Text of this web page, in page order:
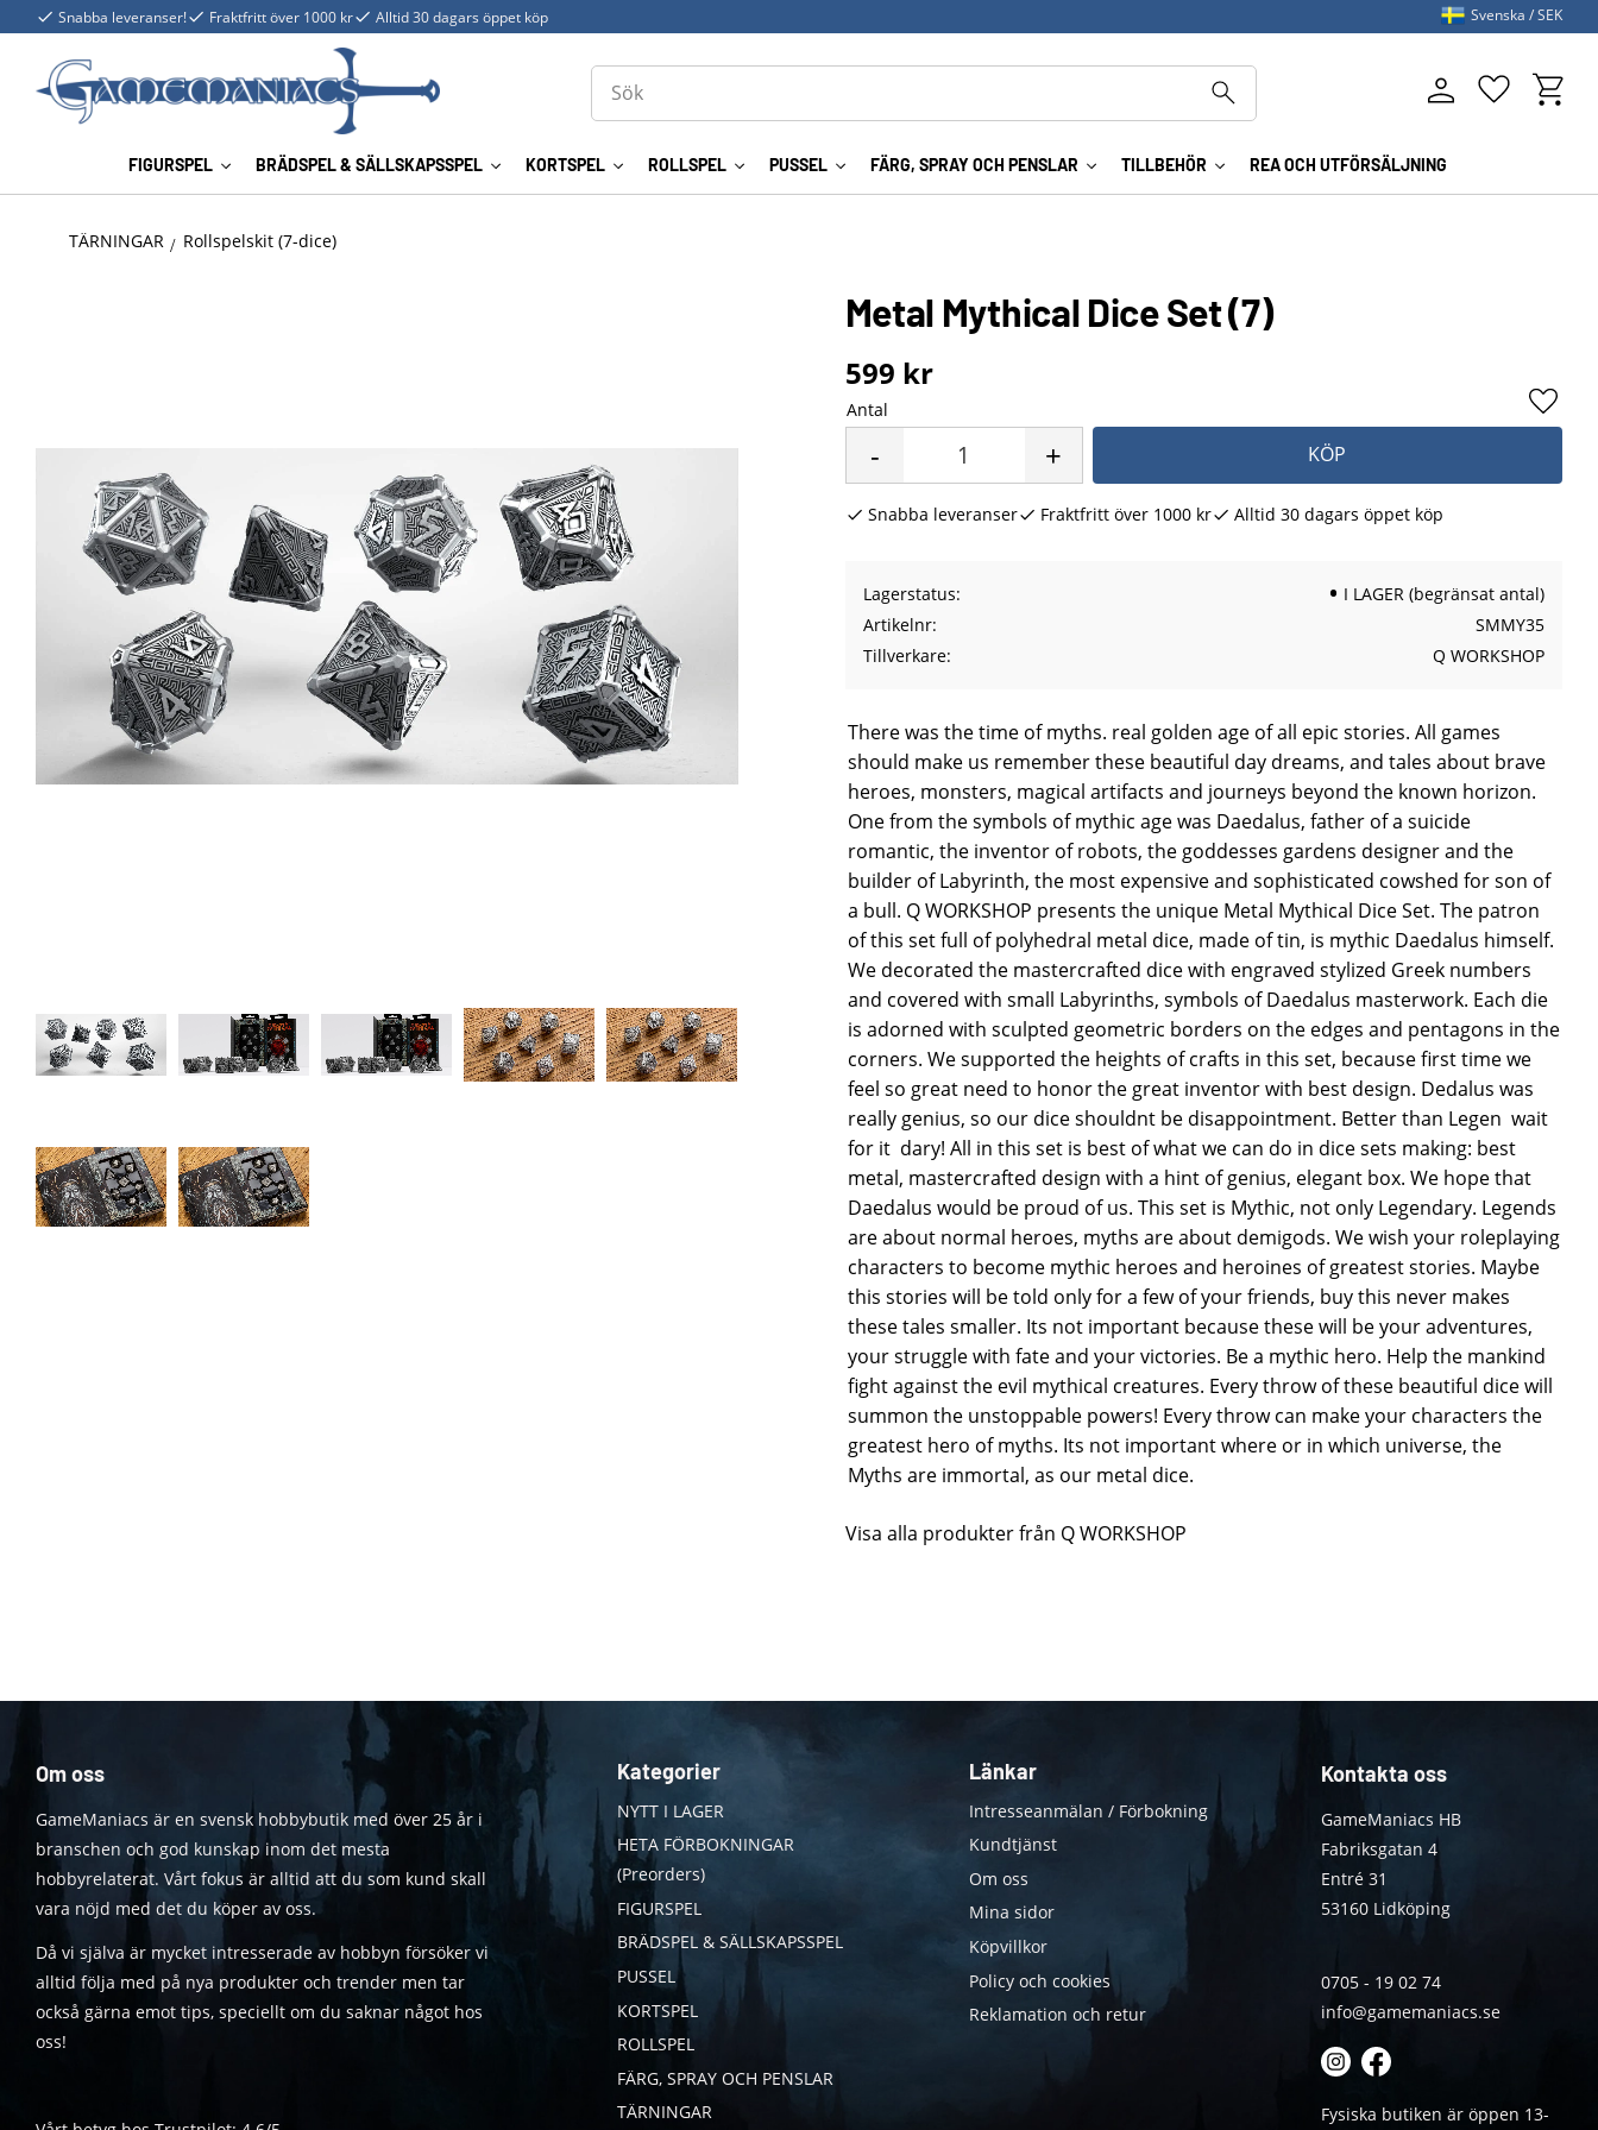
Snabba leveranser! Fraktfritt över 1000 kr Alltid 30 dagars öppet köp
FIGURSPEL BRÄDSPEL & SÄLLSKAPSSPEL KORTSPEL ROLLSPEL PUSSEL FÄRG, SPRAY OCH PENSLAR TILLBEHÖR REA OCH UTFÖRSÄLJNING
Favoriter
Svenska SEK
TÄRNINGAR Rollspelskit (7-dice)
Metal Mythical Dice Set (7)
599 kr
Antal
+
- KÖP
Lägg
Snabba leveranser Fraktfritt över 1000 kr Alltid 30 dagars öppet köp
Lagerstatus
I LAGER (begränsat antal)
Artikelnr
SMMY35
Tillverkare
Q WORKSHOP
There was the time of myths. real golden age of all epic stories. All games
should make us remember these beautiful day dreams, and tales about brave
heroes, monsters, magical artifacts and journeys beyond the known horizon.
One from the symbols of mythic age was Daedalus, father of a suicide
romantic, the inventor of robots, the goddesses gardens designer and the
builder of Labyrinth, the most expensive and sophisticated cowshed for son of
a bull. Q WORKSHOP presents the unique Metal Mythical Dice Set. The patron
of this set full of polyhedral metal dice, made of tin, is mythic Daedalus himself.
We decorated the mastercrafted dice with engraved stylized Greek numbers
and covered with small Labyrinths, symbols of Daedalus masterwork. Each die
is adorned with sculpted geometric borders on the edges and pentagons in the
corners. We supported the heights of crafts in this set, because first time we
feel so great need to honor the great inventor with best design. Dedalus was
really genius, so our dice shouldnt be disappointment. Better than Legen  wait
for it  dary! All in this set is best of what we can do in dice sets making: best
metal, mastercrafted design with a hint of genius, elegant box. We hope that
Daedalus would be proud of us. This set is Mythic, not only Legendary. Legends
are about normal heroes, myths are about demigods. We wish your roleplaying
characters to become mythic heroes and heroines of greatest stories. Maybe
this stories will be told only for a few of your friends, buy this never makes
these tales smaller. Its not important because these will be your adventures,
your struggle with fate and your victories. Be a mythic hero. Help the mankind
fight against the evil mythical creatures. Every throw of these beautiful dice will
summon the unstoppable powers! Every throw can make your characters the
greatest hero of myths. Its not important where or in which universe, the
Myths are immortal, as our metal dice.
Visa alla produkter från Q WORKSHOP
Om oss
GameManiacs är en svensk hobbybutik med över 25 år i
branschen och god kunskap inom det mesta
hobbyrelaterat. Vårt fokus är alltid att du som kund skall
vara nöjd med det du köper av oss.
Då vi själva är mycket intresserade av hobbyn försöker vi
alltid följa med på nya produkter och trender men tar
också gärna emot tips, speciellt om du saknar något hos
oss!
Kategorier
NYTT I LAGER
HETA FÖRBOKNINGAR
(Preorders)
FIGURSPEL
BRÄDSPEL & SÄLLSKAPSSPEL
PUSSEL
KORTSPEL
ROLLSPEL
FÄRG, SPRAY OCH PENSLAR
TÄRNINGAR
Länkar
Intresseanmälan / Förbokning
Kundtjänst
Om oss
Mina sidor
Köpvillkor
Policy och cookies
Reklamation och retur
Kontakta oss
GameManiacs HB
Fabriksgatan 4
Entré 31
53160 Lidköping
0705 - 19 02 74
info@gamemaniacs.se
Fysiska butiken är öppen 13-